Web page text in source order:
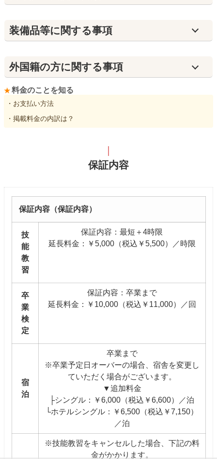
装備品等に関する事項
外国籍の方に関する事項
料金のことを知る
・お支払い方法
・掲載料金の内訳は？
保証内容
保証内容（保証内容）
技
能
教
習
保証内容：最短＋4時限
延長料金：￥5,000（税込￥5,500）／時限
卒
業
検
定
保証内容：卒業まで
延長料金：￥10,000（税込￥11,000）／回
宿
泊
卒業まで
※卒業予定日オーバーの場合、宿舎を変更し
ていただく場合がございます。
▼追加料金
├シングル：￥6,000（税込￥6,600）／泊
└ホテルシングル：￥6,500（税込￥7,150）
／泊
※技能教習をキャンセルした場合、下記の料
金がかかります。